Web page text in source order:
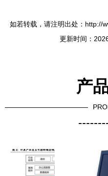
如若转载，请注明出处：http://
更新时间：
产